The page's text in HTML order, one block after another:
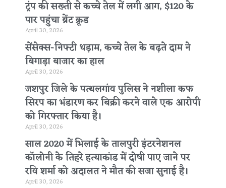
ट्रंप की सख्ती से कच्चे तेल में लगी आग, $120 के
पार पहुंचा ब्रेंट क्रूड
April 30, 2026
सेंसेक्स-निफ्टी धड़ाम, कच्चे तेल के बढ़ते दाम ने
बिगाड़ा बाजार का हाल
April 30, 2026
जशपुर जिले के पत्थलगांव पुलिस ने नशीला कफ
सिरप का भंडारण कर बिक्री करने वाले एक आरोपी
को गिरफ्तार किया है।
April 30, 2026
साल 2020 में भिलाई के तालपुरी इंटरनेशनल
कॉलोनी के तिहरे हत्याकांड में दोषी पाए जाने पर
रवि शर्मा को अदालत ने मौत की सजा सुनाई है।
April 30, 2026